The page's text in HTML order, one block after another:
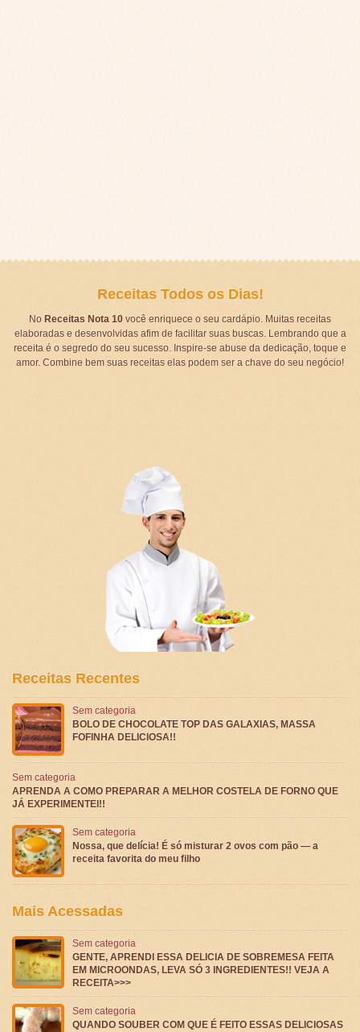
Receitas Todos os Dias!
No Receitas Nota 10você enriquece o seu cardápio. Muitas receitas
elaboradas e desenvolvidas afim de facilitar suas buscas. Lembrando que a
receita é o segredo do seu sucesso. Inspire-se abuse da dedicação, toque e
amor. Combine bem suas receitas elas podem ser a chave do seu negócio!
Receitas Recentes
Sem categoria
BOLO DE CHOCOLATE TOP DAS GALAXIAS, MASSA
FOFINHA DELICIOSA!!
Sem categoria
APRENDA A COMO PREPARAR A MELHOR COSTELA DE FORNO QUE
JÁ EXPERIMENTEI!!
Sem categoria
Nossa, que delícia! É só misturar 2 ovos com pão — a
receita favorita do meu filho
Mais Acessadas
Sem categoria
GENTE, APRENDI ESSA DELICIA DE SOBREMESA FEITA
EM MICROONDAS, LEVA SÓ 3 INGREDIENTES!! VEJA A
RECEITA>>>
Sem categoria
QUANDO SOUBER COM QUE É FEITO ESSAS DELICIOSAS